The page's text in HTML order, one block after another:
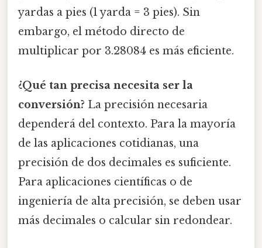
yardas a pies (1 yarda = 3 pies). Sin
embargo, el método directo de
multiplicar por 3.28084 es más eficiente.
¿Qué tan precisa necesita ser la
conversión? La precisión necesaria
dependerá del contexto. Para la mayoría
de las aplicaciones cotidianas, una
precisión de dos decimales es suficiente.
Para aplicaciones científicas o de
ingeniería de alta precisión, se deben usar
más decimales o calcular sin redondear.